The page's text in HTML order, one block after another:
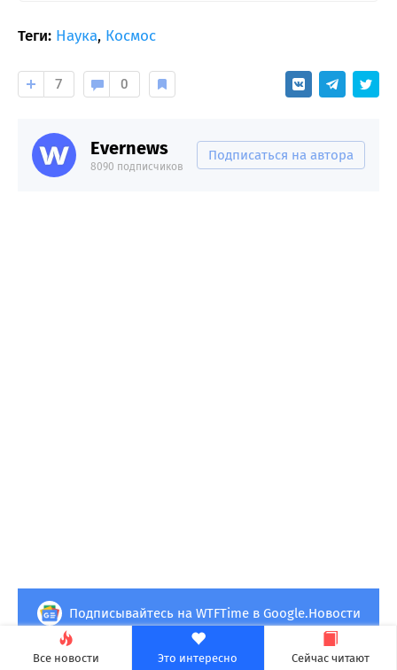
Все новости Это интересно Сейчас читают
Теги: Наука, Космос
7 0
Evernews
8090 подписчиков
Подписаться на автора
Подписывайтесь на WTFTime в Google.Новости
PlayStation 5 07.08.2026 в 11:13